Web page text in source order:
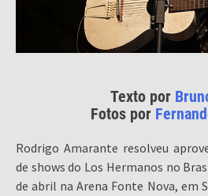
Texto por
Fotos por
Rodrigo Amarante resolveu
de shows do Los Hermanos no
de abril na Arena Fonte Nova, em